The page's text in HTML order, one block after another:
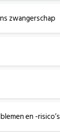
zwangerschap
en -risico’s